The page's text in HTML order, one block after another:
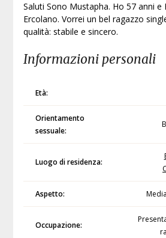
Saluti Sono Mustapha. Ho 57 anni e
Ercolano. Vorrei un bel ragazzo
qualità: stabile e sincero.
Informazioni personali
Età:
Orientamento
sessuale:
Luogo di residenza:
Aspetto:
Occupazione: